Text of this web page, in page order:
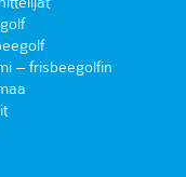
– frisbeegolfin